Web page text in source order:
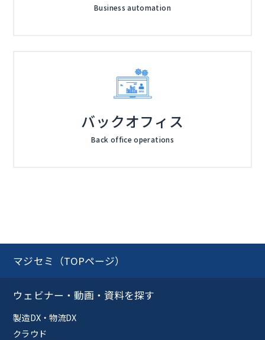
Business automation
バックオフィス
Back office operations
マジセミ（TOPページ）
ウェビナー・動画・資料を探す
製造DX・物流DX
クラウド